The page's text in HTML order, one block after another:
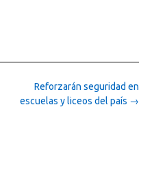
Reforzarán seguridad en
escuelas y liceos del país →